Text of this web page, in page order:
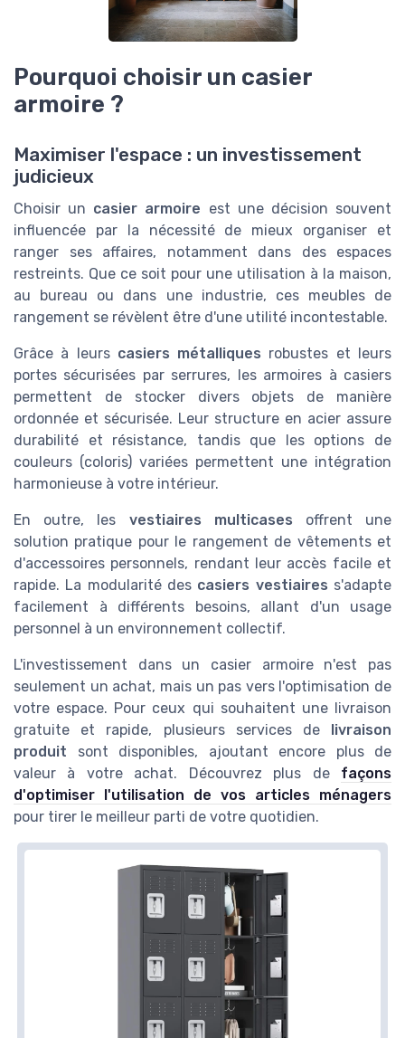
Pourquoi choisir un casier
armoire ?
Maximiser l'espace : un investissement
judicieux
Choisir un casier armoire est une décision souvent
influencée par la nécessité de mieux organiser et
ranger ses affaires, notamment dans des espaces
restreints. Que ce soit pour une utilisation à la maison,
au bureau ou dans une industrie, ces meubles de
rangement se révèlent être d'une utilité incontestable.
Grâce à leurs casiers métalliques robustes et leurs
portes sécurisées par serrures, les armoires à casiers
permettent de stocker divers objets de manière
ordonnée et sécurisée. Leur structure en acier assure
durabilité et résistance, tandis que les options de
couleurs (coloris) variées permettent une intégration
harmonieuse à votre intérieur.
En outre, les vestiaires multicases offrent une
solution pratique pour le rangement de vêtements et
d'accessoires personnels, rendant leur accès facile et
rapide. La modularité des casiers vestiaires s'adapte
facilement à différents besoins, allant d'un usage
personnel à un environnement collectif.
L'investissement dans un casier armoire n'est pas
seulement un achat, mais un pas vers l'optimisation de
votre espace. Pour ceux qui souhaitent une livraison
gratuite et rapide, plusieurs services de livraison
produit sont disponibles, ajoutant encore plus de
valeur à votre achat. Découvrez plus de façons
d'optimiser l'utilisation de vos articles ménagers
pour tirer le meilleur parti de votre quotidien.